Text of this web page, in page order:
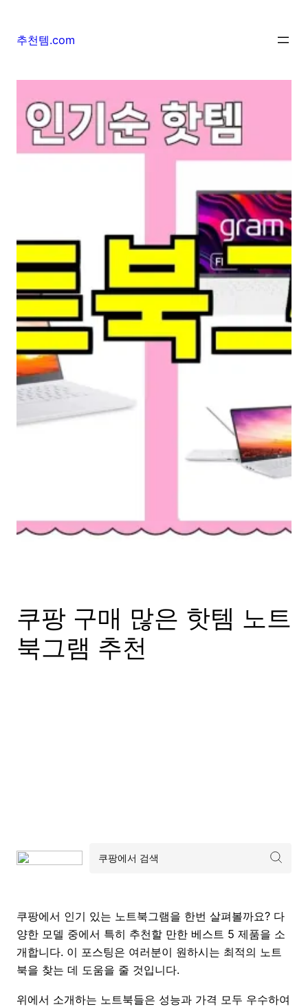
추천템.com
쿠팡 구매 많은 핫템 노트
북그램 추천
쿠팡에서 인기 있는 노트북그램을 한번 살펴볼까요? 다
양한 모델 중에서 특히 추천할 만한 베스트 5 제품을 소
개합니다. 이 포스팅은 여러분이 원하시는 최적의 노트
북을 찾는 데 도움을 줄 것입니다.
위에서 소개하는 노트북들은 성능과 가격 모두 우수하여